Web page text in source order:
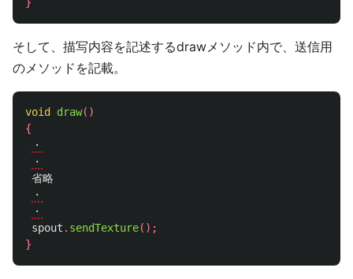
そして、描写内容を記述するdrawメソッド内で、送信用
のメソッドを記載。
void draw()
{
・
・
省略
・
・
spout . sendTexture();
}